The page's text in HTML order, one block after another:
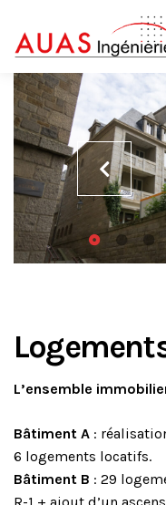
L’ensemble
Bâtiment A :
6 logements locatifs.
Bâtiment B : 29